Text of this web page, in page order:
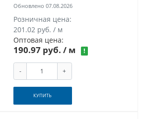
Обновлено 07.08.2026
Розничная цена:
201.02 руб. / м
Оптовая цена:
190.97 руб./ м !
- +
КУПИТЬ